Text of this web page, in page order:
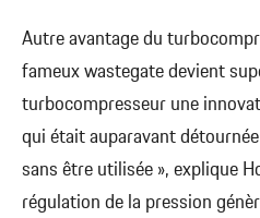
Autre avantage du
fameux wastegate devient
turbocompresseur une
qui était auparavant
sans être utilisée », explique
régulation de la pression